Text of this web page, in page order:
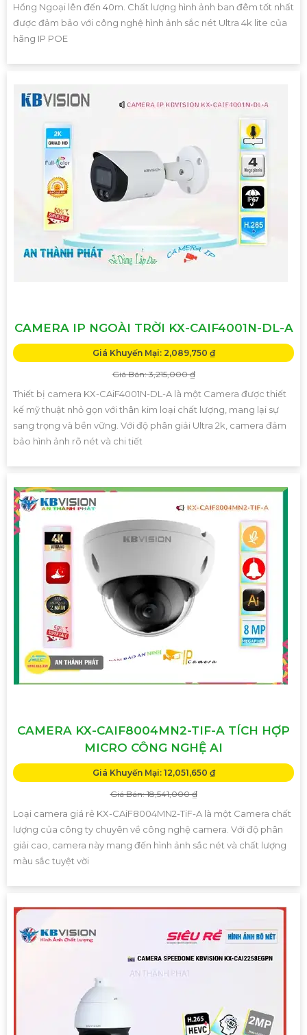
Hồng Ngoại lên đến 40m. Chất lượng hình ảnh ban đêm tốt nhất
được đảm bảo với công nghệ hình ảnh sắc nét Ultra 4k lite của
hãng IP POE
CAMERA IP NGOÀI TRỜI KX-CAIF4001N-DL-A
Giá Khuyến Mại: 2,089,750 ₫
Giá Bán: 3,215,000 ₫
Thiết bị camera KX-CAiF4001N-DL-A là một Camera được thiết
kế mỹ thuật nhỏ gọn với thân kim loại chất lượng, mang lại sự
sang trọng và bền vững. Với độ phân giải Ultra 2k, camera đảm
bảo hình ảnh rõ nét và chi tiết
CAMERA KX-CAIF8004MN2-TIF-A TÍCH HỢP
MICRO CÔNG NGHỆ AI
Giá Khuyến Mại: 12,051,650 ₫
Giá Bán: 18,541,000 ₫
Loại camera giá rẻ KX-CAiF8004MN2-TiF-A là một Camera chất
lượng của công ty chuyên về công nghệ camera. Với độ phân
giải cao, camera này mang đến hình ảnh sắc nét và chất lượng
màu sắc tuyệt vời